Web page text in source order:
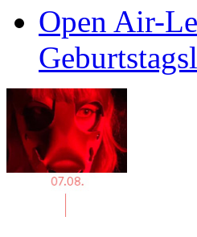
Open Air-